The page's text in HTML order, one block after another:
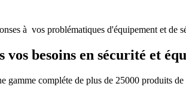
à vos problématiques d'équipement et de
besoins en sécurité et
gamme compléte de plus de 25000 produits